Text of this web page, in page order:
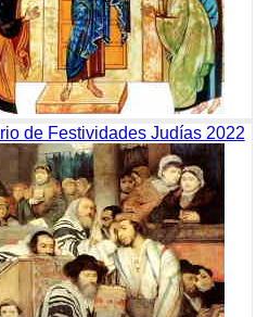
de Festividades Judías 2022